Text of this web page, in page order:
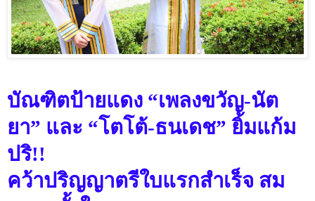
บัณฑิตป้ายแดง “เพลงขวัญ-นัต
ยา” และ “โตโต้-ธนเดช” ยิ้มแก้ม
ปริ!!
คว้าปริญญาตรีใบแรกสำเร็จ สม